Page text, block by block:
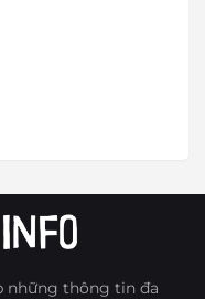
những thông tin đa